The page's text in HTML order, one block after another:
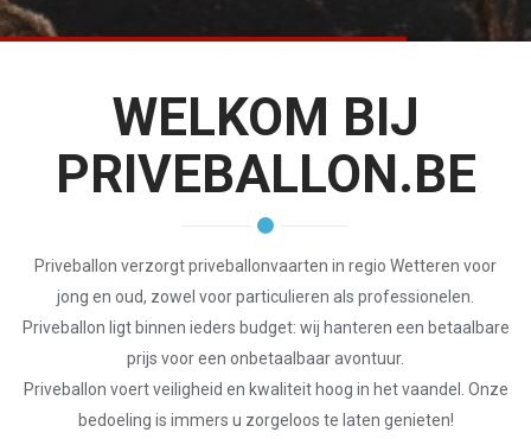
WELKOM BIJ
PRIVEBALLON.BE
Priveballon verzorgt priveballonvaarten in regio Wetteren voor
jong en oud, zowel voor particulieren als professionelen.
Priveballon ligt binnen ieders budget: wij hanteren een betaalbare
prijs voor een onbetaalbaar avontuur.
Priveballon voert veiligheid en kwaliteit hoog in het vaandel. Onze
bedoeling is immers u zorgeloos te laten genieten!